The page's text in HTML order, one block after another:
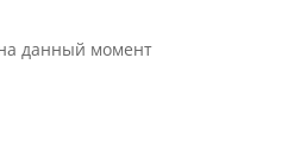
данный момент